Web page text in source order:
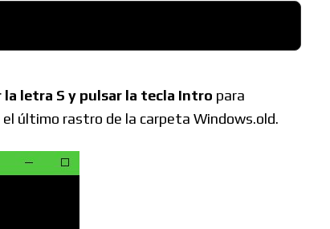
letra S y pulsar la tecla Intro para
último rastro de la carpeta Windows.old.